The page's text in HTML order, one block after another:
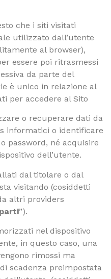
che i siti visitati
utilizzato dall’utente
al browser),
essere poi ritrasmessi
da parte del
è unico in relazione al
per accedere al Sito
o recuperare dati da
informatici o identificare
password, né acquisire
dell’utente.
dal titolare o dal
visitando (cosiddetti
altri providers
”).
nel dispositivo
in questo caso, una
rimossi ma
scadenza preimpostata